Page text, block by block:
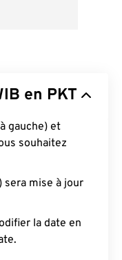
en PKT
gauche) et
souhaitez
sera mise à jour
la date en